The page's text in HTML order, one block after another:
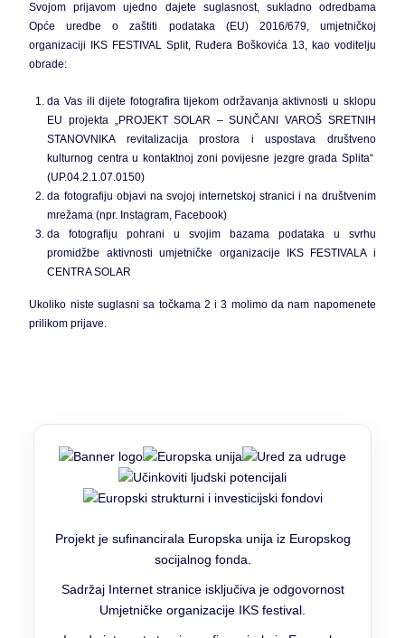
Svojom prijavom ujedno dajete suglasnost, sukladno odredbama
Opće uredbe o zaštiti podataka (EU) 2016/679, umjetničkoj
organizaciji IKS FESTIVAL Split, Ruđera Boškovića 13, kao voditelju
obrade:
da Vas ili dijete fotografira tijekom održavanja aktivnosti u sklopu
EU projekta „PROJEKT SOLAR – SUNČANI VAROŠ SRETNIH
STANOVNIKA revitalizacija prostora i uspostava društveno
kulturnog centra u kontaktnoj zoni povijesne jezgre grada Splita“
(UP.04.2.1.07.0150)
da fotografiju objavi na svojoj internetskoj stranici i na društvenim
mrežama (npr. Instagram, Facebook)
da fotografiju pohrani u svojim bazama podataka u svrhu
promidžbe aktivnosti umjetničke organizacije IKS FESTIVALA i
CENTRA SOLAR
Ukoliko niste suglasni sa točkama 2 i 3 molimo da nam napomenete
prilikom prijave.
Projekt je sufinancirala Europska unija iz Europskog
socijalnog fonda.
Sadržaj Internet stranice isključiva je odgovornost
Umjetničke organizacije IKS festival.